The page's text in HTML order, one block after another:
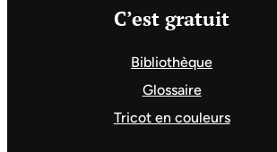
C’est gratuit
Bibliothèque
Glossaire
Tricot en couleurs